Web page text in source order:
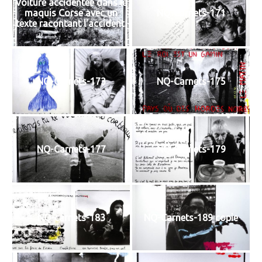
Voiture accidentée dans le
maquis Corse avec un
texte racontant l'accident.
NQ-Carnets-171
NQ-Carnets-173 NQ-Carnets-175
NQ-Carnets-177 NQ-Carnets-179
NQ-carnets-183 NQ-Carnets-189 copie